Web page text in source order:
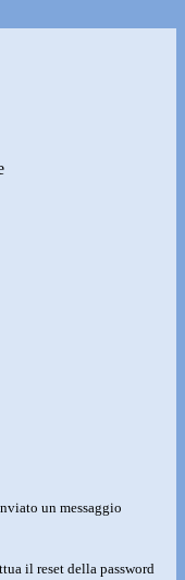
un messaggio
il reset della password